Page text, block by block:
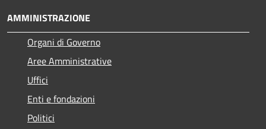
AMMINISTRAZIONE
Organi di Governo
Aree Amministrative
Uffici
Enti e fondazioni
Politici